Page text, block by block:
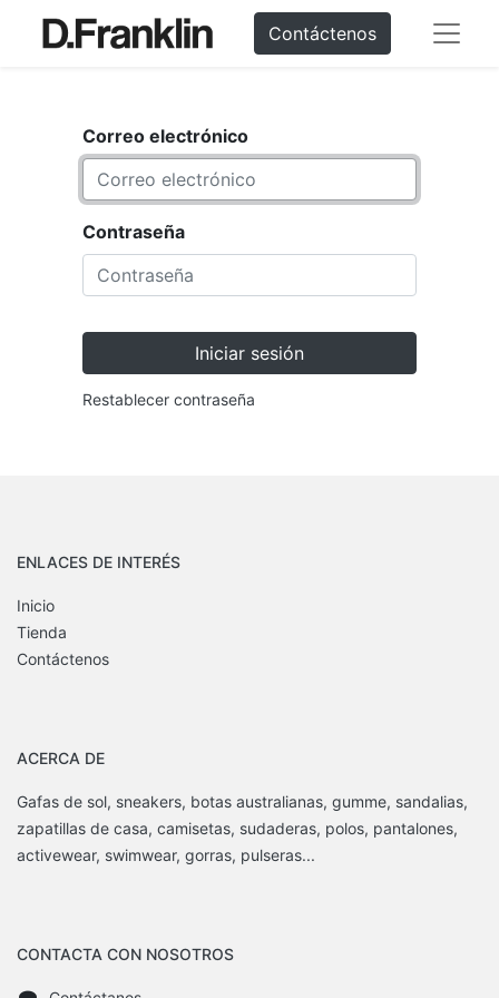
Contáctenos
Correo electrónico
Contraseña
Iniciar sesión
Restablecer contraseña
ENLACES DE INTERÉS
Inicio
Tienda
Contáctenos
ACERCA DE
Gafas de sol, sneakers, botas australianas, gumme, sandalias,
zapatillas de casa, camisetas, sudaderas, polos, pantalones,
activewear, swimwear, gorras, pulseras...
CONTACTA CON NOSOTROS